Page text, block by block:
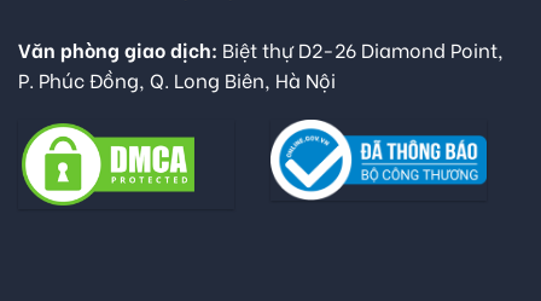
Văn phòng giao dịch: Biệt thự D2-26 Diamond Point,
P. Phúc Đồng, Q. Long Biên, Hà Nội